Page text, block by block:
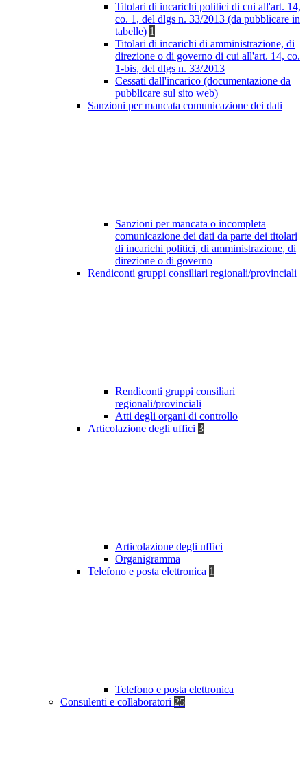
Titolari di incarichi politici di cui all'art. 14,
co. 1, del dlgs n. 33/2013 (da pubblicare in
tabelle) 1
Titolari di incarichi di amministrazione, di
direzione o di governo di cui all'art. 14, co.
1-bis, del dlgs n. 33/2013
Cessati dall'incarico (documentazione da
pubblicare sul sito web)
Sanzioni per mancata comunicazione dei dati
Sanzioni per mancata o incompleta
comunicazione dei dati da parte dei titolari
di incarichi politici, di amministrazione, di
direzione o di governo
Rendiconti gruppi consiliari regionali/provinciali
Rendiconti gruppi consiliari
regionali/provinciali
Atti degli organi di controllo
Articolazione degli uffici 3
Articolazione degli uffici
Organigramma
Telefono e posta elettronica 1
Telefono e posta elettronica
Consulenti e collaboratori 25